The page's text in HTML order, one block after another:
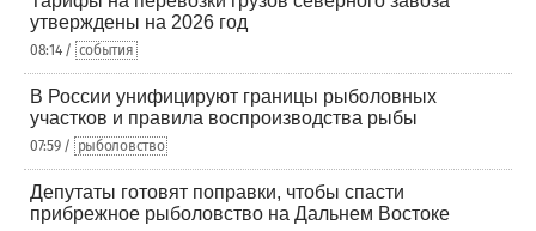
утверждены на 2026 год
08:14 / события
В России унифицируют границы рыболовных
участков и правила воспроизводства рыбы
07:59 / рыболовство
Депутаты готовят поправки, чтобы спасти
прибрежное рыболовство на Дальнем Востоке